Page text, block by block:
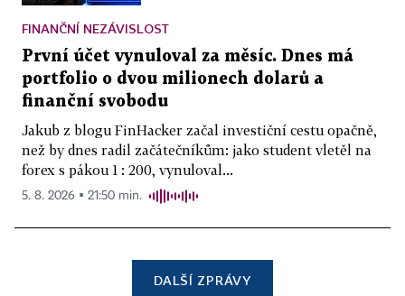
FINANČNÍ NEZÁVISLOST
První účet vynuloval za měsíc. Dnes má
portfolio o dvou milionech dolarů a
finanční svobodu
Jakub z blogu FinHacker začal investiční cestu opačně,
než by dnes radil začátečníkům: jako student vletěl na
forex s pákou 1 : 200, vynuloval...
5. 8. 2026 ▪ 21:50 min.
DALŠÍ ZPRÁVY